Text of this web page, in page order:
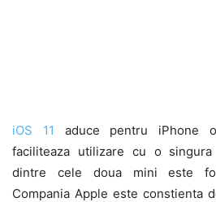
iOS 11 aduce pentru iPhone
faciliteaza utilizare cu o
dintre cele doua mini este
Compania Apple este constienta